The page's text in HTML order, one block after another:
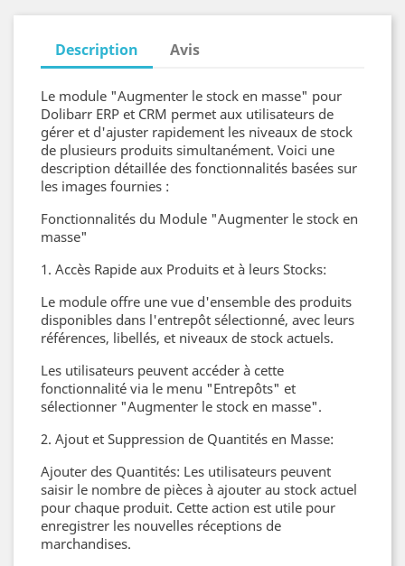
Description Avis
Le module "Augmenter le stock en masse" pour
Dolibarr ERP et CRM permet aux utilisateurs de
gérer et d'ajuster rapidement les niveaux de stock
de plusieurs produits simultanément. Voici une
description détaillée des fonctionnalités basées sur
les images fournies :
Fonctionnalités du Module "Augmenter le stock en
masse"
1. Accès Rapide aux Produits et à leurs Stocks:
Le module offre une vue d'ensemble des produits
disponibles dans l'entrepôt sélectionné, avec leurs
références, libellés, et niveaux de stock actuels.
Les utilisateurs peuvent accéder à cette
fonctionnalité via le menu "Entrepôts" et
sélectionner "Augmenter le stock en masse".
2. Ajout et Suppression de Quantités en Masse:
Ajouter des Quantités: Les utilisateurs peuvent
saisir le nombre de pièces à ajouter au stock actuel
pour chaque produit. Cette action est utile pour
enregistrer les nouvelles réceptions de
marchandises.